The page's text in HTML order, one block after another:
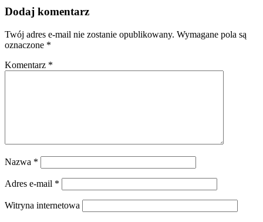
Dodaj komentarz
Twój adres e-mail nie zostanie opublikowany. Wymagane pola są
oznaczone *
Komentarz *
Nazwa *
Adres e-mail *
Witryna internetowa